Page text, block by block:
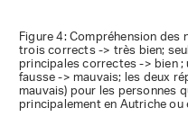
Figure 4: Compréhension
trois corrects -> très bien;
principales correctes -> bien
fausse -> mauvais; les deux
mauvais) pour les personnes
principalement en Autriche ou